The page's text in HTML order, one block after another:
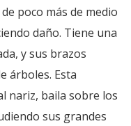
poco más de medio
daño. Tiene una
y sus brazos
árboles. Esta
nariz, baila sobre los
sus grandes